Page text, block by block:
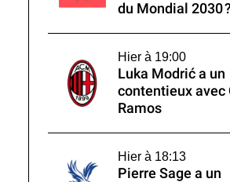
du Mondial 2030 ?
Hier à 19:00
Luka Modrić a un
contentieux avec
Ramos
Hier à 18:13
Pierre Sage a un